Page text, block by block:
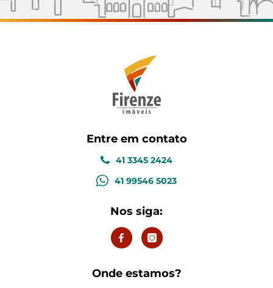
Entre em contato
41 3345 2424
41 99546 5023
Nos siga:
Onde estamos?